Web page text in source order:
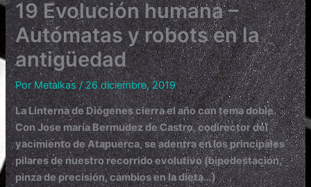
19 Evolución humana –
Autómatas y robots en la
antigüedad
PorMetalkas/26 diciembre, 2019
La Linterna de Diógenescierra el año con tema doble.
Con Jose maría Bermudez de Castro, codirector del
yacimiento de Atapuerca, se adentra en los principales
pilares de nuestro recorrido evolutivo (bipedestación,
pinza de precisión, cambios en la dieta…)